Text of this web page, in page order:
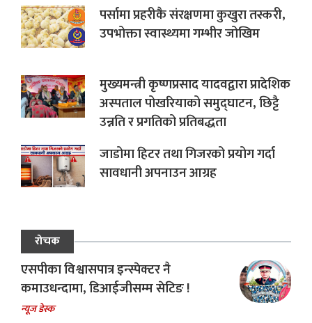
पर्सामा प्रहरीकै संरक्षणमा कुखुरा तस्करी,
उपभोक्ता स्वास्थ्यमा गम्भीर जोखिम
मुख्यमन्त्री कृष्णप्रसाद यादवद्वारा प्रादेशिक
अस्पताल पोखरियाको समुद्घाटन, छिट्टै
उन्नति र प्रगतिको प्रतिबद्धता
जाडोमा हिटर तथा गिजरको प्रयोग गर्दा
सावधानी अपनाउन आग्रह
रोचक
एसपीका विश्वासपात्र इन्स्पेक्टर नै
कमाउधन्दामा, डिआईजीसम्म सेटिङ !
न्यूज डेस्क